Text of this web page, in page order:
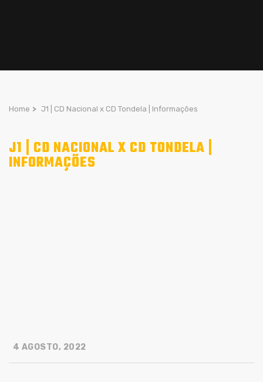
Home > J1 | CD Nacional x CD Tondela | Informações
J1 | CD NACIONAL X CD TONDELA |
INFORMAÇÕES
4 AGOSTO, 2022